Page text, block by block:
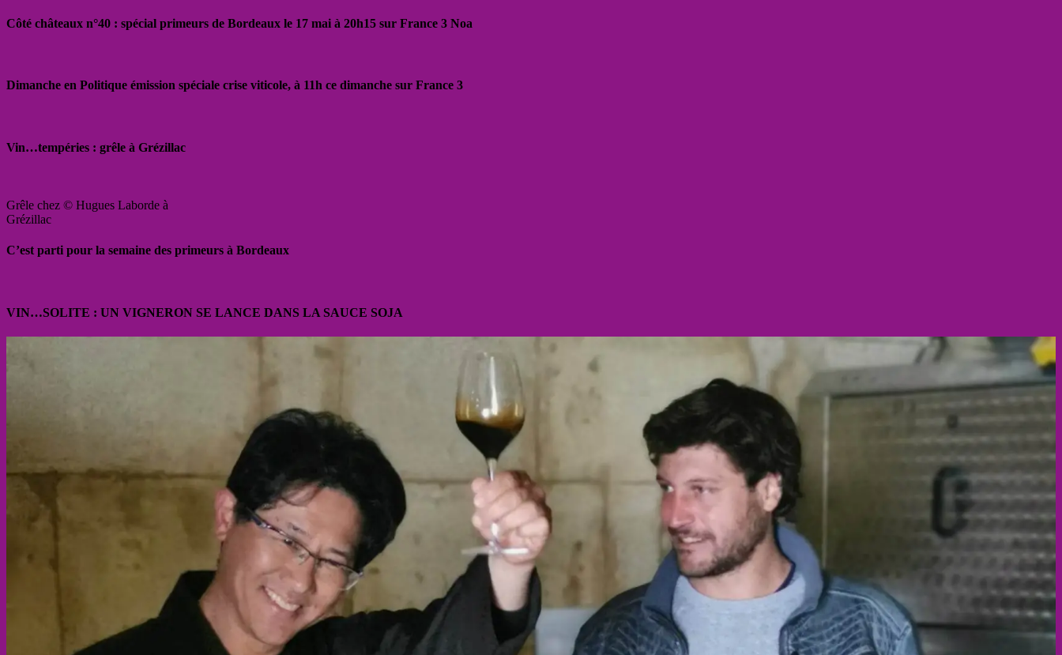
Côté châteaux n°40 : spécial primeurs de Bordeaux le 17 mai à 20h15 sur France 3 Noa
Dimanche en Politique émission spéciale crise viticole, à 11h ce dimanche sur France 3
Vin…tempéries : grêle à Grézillac
Grêle chez © Hugues Laborde à
Grézillac
C’est parti pour la semaine des primeurs à Bordeaux
VIN…SOLITE : UN VIGNERON SE LANCE DANS LA SAUCE SOJA